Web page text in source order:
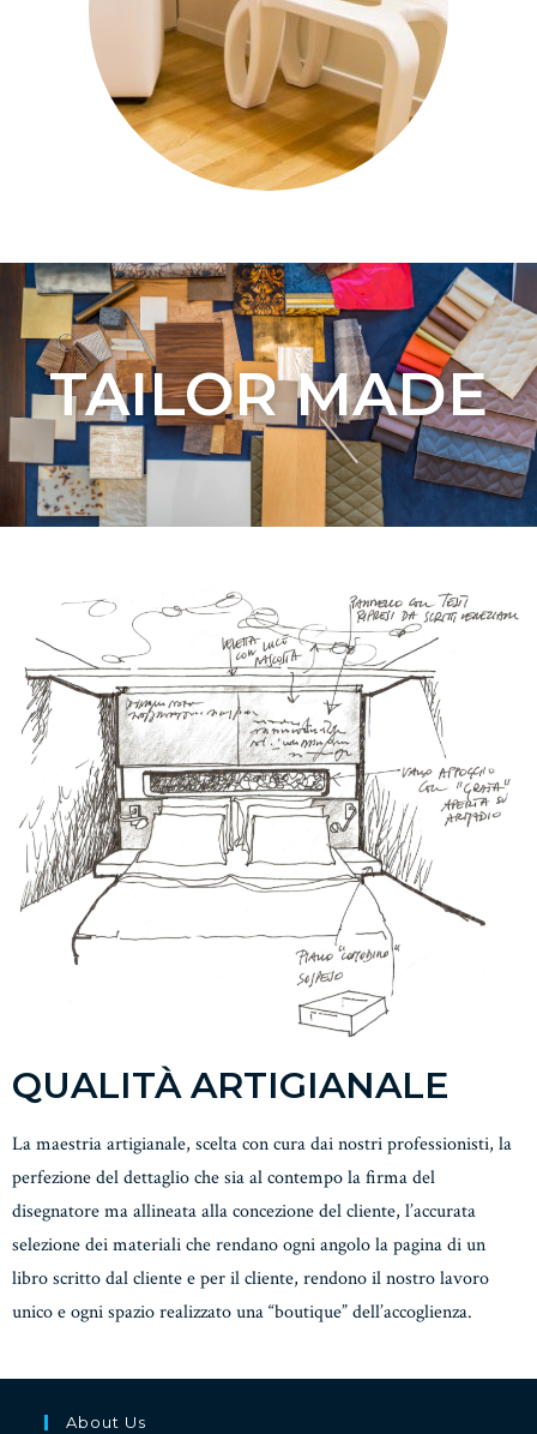
TAILOR MADE
QUALITÀ ARTIGIANALE
La maestria artigianale, scelta con cura dai nostri professionisti, la
perfezione del dettaglio che sia al contempo la firma del
disegnatore ma allineata alla concezione del cliente, l’accurata
selezione dei materiali che rendano ogni angolo la pagina di un
libro scritto dal cliente e per il cliente, rendono il nostro lavoro
unico e ogni spazio realizzato una “boutique” dell’accoglienza.
About Us